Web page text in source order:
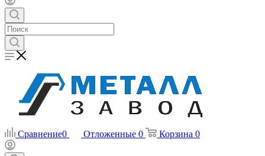
Сравнение0 Отложенные 0 Корзина 0